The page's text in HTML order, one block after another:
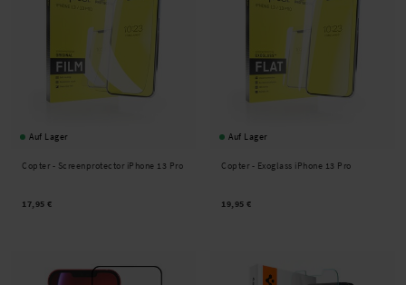
Auf Lager
Copter - Screenprotector iPhone 13 Pro
17,95 €
Auf Lager
Copter - Exoglass iPhone 13 Pro
19,95 €